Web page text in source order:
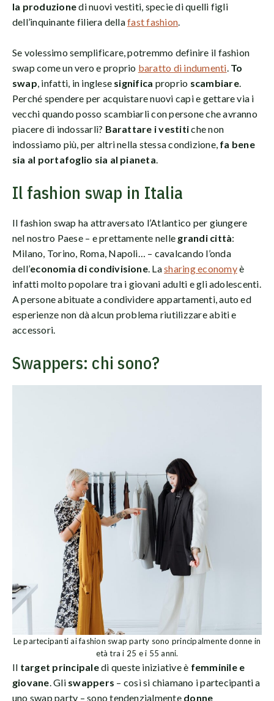
la produzionedi nuovi vestiti, specie di quelli figli
dell’inquinante filiera dellafast fashion.
Se volessimo semplificare, potremmo definire il fashion
swap come un vero e proprio baratto di indumenti. To
swap, infatti, in inglese significa proprio scambiare.
Perché spendere per acquistare nuovi capi e gettare via i
vecchi quando posso scambiarli con persone che avranno
piacere di indossarli? Barattare i vestitiche non
indossiamo più, per altri nella stessa condizione, fa bene
sia al portafoglio sia al pianeta.
Il fashion swap in Italia
Il fashion swap ha attraversato l’Atlantico per giungere
nel nostro Paese – e prettamente nelle grandi città:
Milano, Torino, Roma, Napoli… – cavalcando l’onda
dell’economia di condivisione. Lasharing economyè
infatti molto popolare tra i giovani adulti e gli adolescenti.
A persone abituate a condividere appartamenti, auto ed
esperienze non dà alcun problema riutilizzare abiti e
accessori.
Swappers: chi sono?
Le partecipanti ai fashion swap party sono principalmente donne in
età tra i 25 e i 55 anni.
Il target principaledi queste iniziative è femminile e
giovane. Gli swappers – così si chiamano i partecipanti a
uno swap party – sono tendenzialmente donne